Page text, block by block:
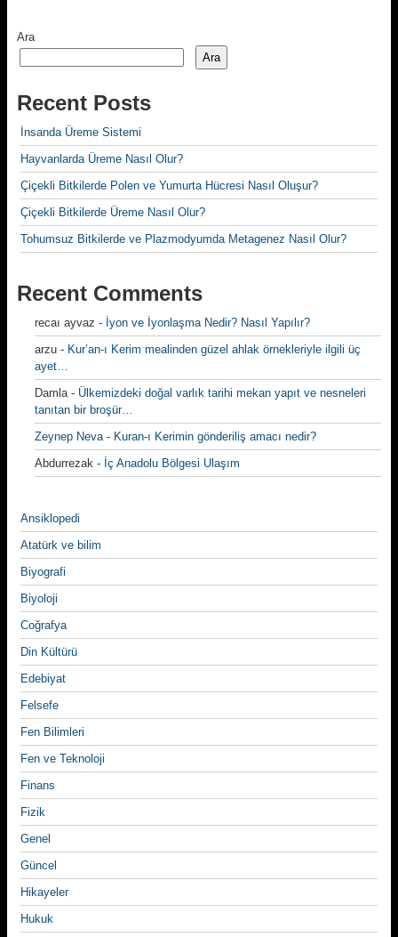
Ara
Ara
Recent Posts
İnsanda Üreme Sistemi
Hayvanlarda Üreme Nasıl Olur?
Çiçekli Bitkilerde Polen ve Yumurta Hücresi Nasıl Oluşur?
Çiçekli Bitkilerde Üreme Nasıl Olur?
Tohumsuz Bitkilerde ve Plazmodyumda Metagenez Nasıl Olur?
Recent Comments
recaı ayvaz - İyon ve İyonlaşma Nedir? Nasıl Yapılır?
arzu - Kur’an-ı Kerim mealinden güzel ahlak örnekleriyle ilgili üç
ayet…
Damla- Ülkemizdeki doğal varlık tarihi mekan yapıt ve nesneleri
tanıtan bir broşür…
Zeynep Neva- Kuran-ı Kerimin gönderiliş amacı nedir?
Abdurrezak - İç Anadolu Bölgesi Ulaşım
Ansiklopedi
Atatürk ve bilim
Biyografi
Biyoloji
Coğrafya
Din Kültürü
Edebiyat
Felsefe
Fen Bilimleri
Fen ve Teknoloji
Finans
Fizik
Genel
Güncel
Hikayeler
Hukuk